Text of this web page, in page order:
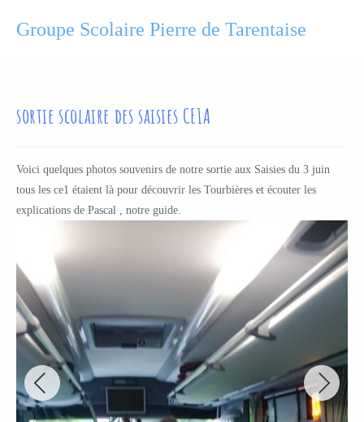
Groupe Scolaire Pierre de Tarentaise
sortie scolaire des saisies CE1A
Voici quelques photos souvenirs de notre sortie aux Saisies du 3 juin
tous les ce1 étaient là pour découvrir les Tourbières et écouter les
explications de Pascal , notre guide.